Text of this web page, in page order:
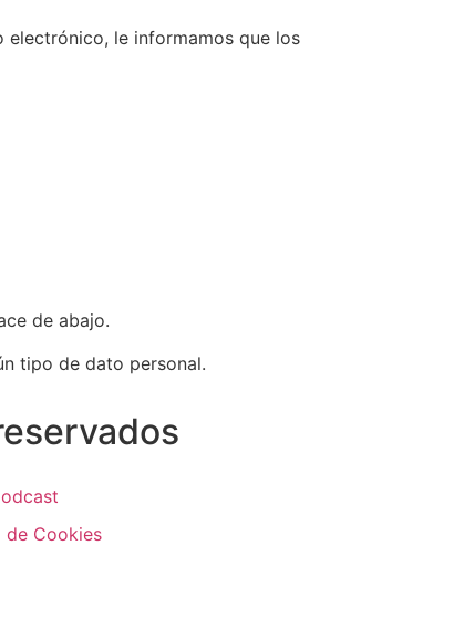
electrónico, le informamos que los
de abajo.
tipo de dato personal.
de Cookies